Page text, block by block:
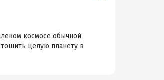
космосе обычной
целую планету в